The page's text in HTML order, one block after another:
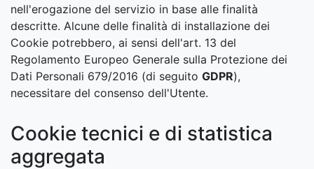
nell'erogazione del servizio in base alle finalità
descritte. Alcune delle finalità di installazione dei
Cookie potrebbero, ai sensi dell'art. 13 del
Regolamento Europeo Generale sulla Protezione dei
Dati Personali 679/2016 (di seguito GDPR),
necessitare del consenso dell'Utente.
Cookie tecnici e di statistica
aggregata